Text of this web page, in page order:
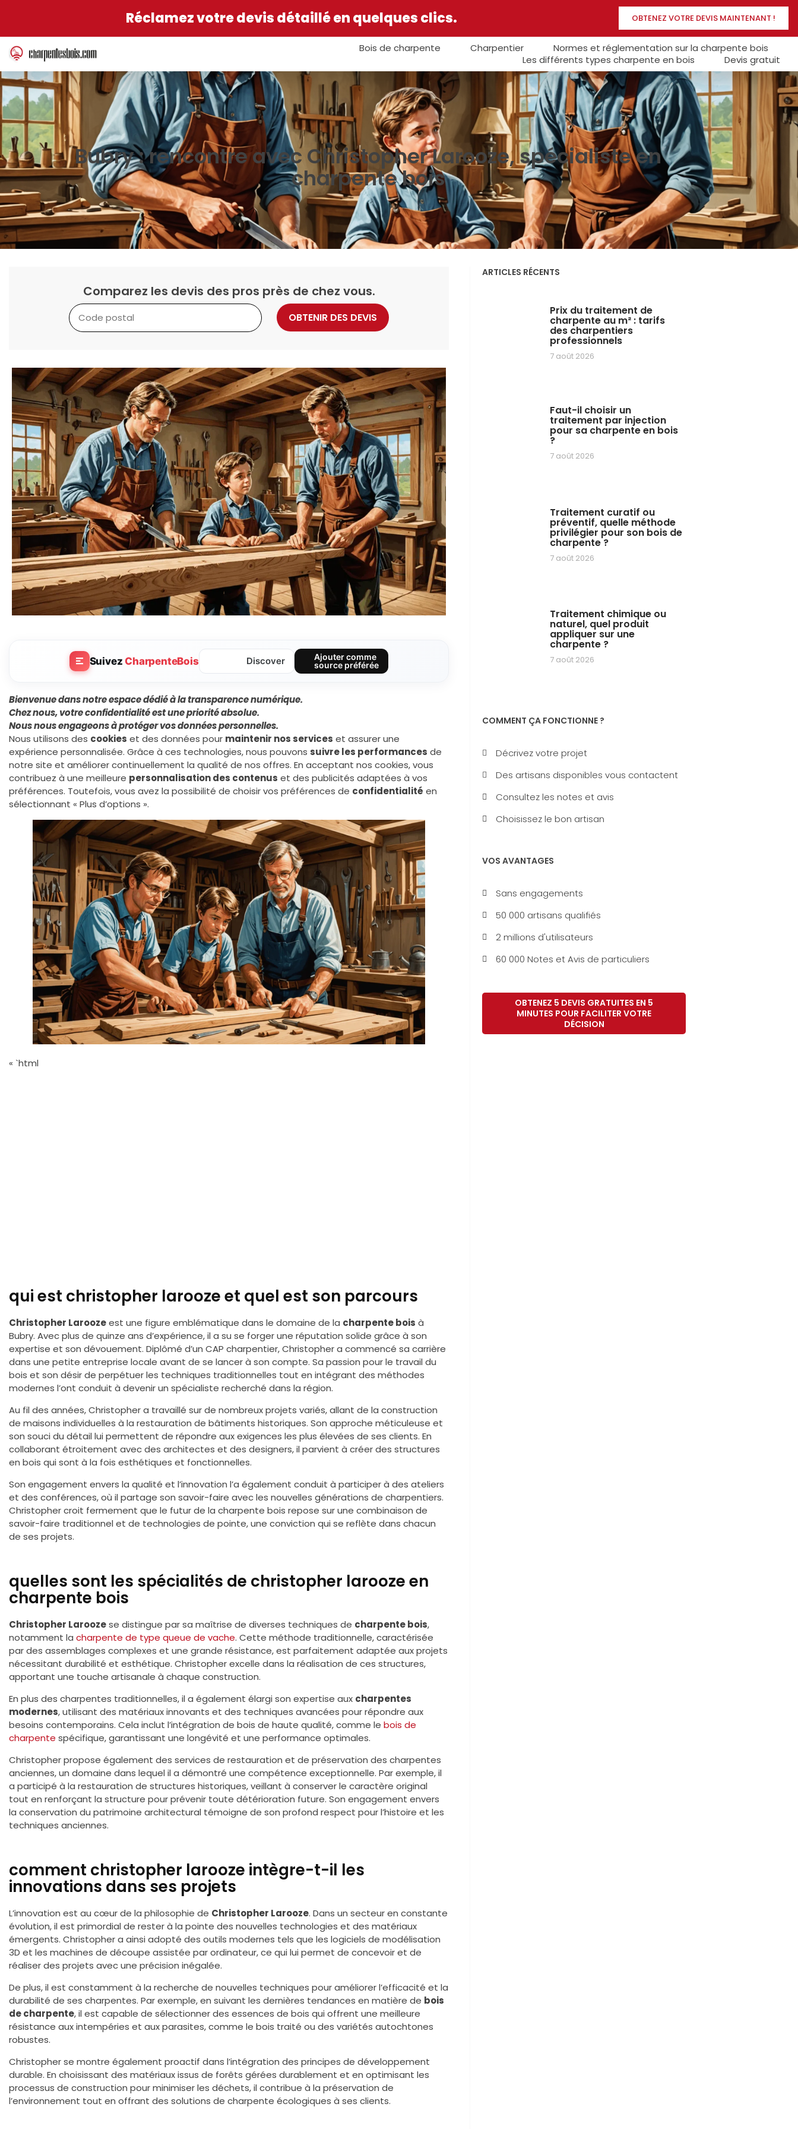
Réclamez votre devis détaillé en quelques clics. OBTENEZ VOTRE DEVIS MAINTENANT !
Bois de charpente Charpentier
Normes et réglementation sur la charpente bois
Les différents types charpente en bois
Devis gratuit
Bubry : rencontre avec Christopher Larooze, spécialiste en
charpente bois
Comparez les devis des pros près de chez vous.
OBTENIR DES DEVIS
SuivezCharpenteBois Discover
Ajouter comme
source préférée
Bienvenue dans notre espace dédié à la transparence numérique.
Chez nous, votreconfidentialitéest une priorité absolue.
Nous nous engageons à protéger vos données personnelles.
Nous utilisons des cookies et des données pour maintenir nos services et assurer une
expérience personnalisée. Grâce à ces technologies, nous pouvons suivre les performances de
notre site et améliorer continuellement la qualité de nos offres. En acceptant nos cookies, vous
contribuez à une meilleure personnalisation des contenus et des publicités adaptées à vos
préférences. Toutefois, vous avez la possibilité de choisir vos préférences de confidentialité en
sélectionnant « Plus d’options ».
« `html
qui est christopher larooze et quel est son parcours
Christopher Laroozeest une figure emblématique dans le domaine de la charpente bois à
Bubry. Avec plus de quinze ans d’expérience, il a su se forger une réputation solide grâce à son
expertise et son dévouement. Diplômé d’un CAP charpentier, Christopher a commencé sa carrière
dans une petite entreprise locale avant de se lancer à son compte. Sa passion pour le travail du
bois et son désir de perpétuer les techniques traditionnelles tout en intégrant des méthodes
modernes l’ont conduit à devenir un spécialiste recherché dans la région.
Au fil des années, Christopher a travaillé sur de nombreux projets variés, allant de la construction
de maisons individuelles à la restauration de bâtiments historiques. Son approche méticuleuse et
son souci du détail lui permettent de répondre aux exigences les plus élevées de ses clients. En
collaborant étroitement avec des architectes et des designers, il parvient à créer des structures
en bois qui sont à la fois esthétiques et fonctionnelles.
Son engagement envers la qualité et l’innovation l’a également conduit à participer à des ateliers
et des conférences, où il partage son savoir-faire avec les nouvelles générations de charpentiers.
Christopher croit fermement que le futur de la charpente bois repose sur une combinaison de
savoir-faire traditionnel et de technologies de pointe, une conviction qui se reflète dans chacun
de ses projets.
quelles sont les spécialités de christopher larooze en
charpente bois
Christopher Laroozese distingue par sa maîtrise de diverses techniques de charpente bois,
notamment la charpente de type queue de vache. Cette méthode traditionnelle, caractérisée
par des assemblages complexes et une grande résistance, est parfaitement adaptée aux projets
nécessitant durabilité et esthétique. Christopher excelle dans la réalisation de ces structures,
apportant une touche artisanale à chaque construction.
En plus des charpentes traditionnelles, il a également élargi son expertise aux charpentes
modernes, utilisant des matériaux innovants et des techniques avancées pour répondre aux
besoins contemporains. Cela inclut l’intégration de bois de haute qualité, comme le bois de
charpente spécifique, garantissant une longévité et une performance optimales.
Christopher propose également des services de restauration et de préservation des charpentes
anciennes, un domaine dans lequel il a démontré une compétence exceptionnelle. Par exemple, il
a participé à la restauration de structures historiques, veillant à conserver le caractère original
tout en renforçant la structure pour prévenir toute détérioration future. Son engagement envers
la conservation du patrimoine architectural témoigne de son profond respect pour l’histoire et les
techniques anciennes.
comment christopher larooze intègre-t-il les
innovations dans ses projets
L’innovation est au cœur de la philosophie de Christopher Larooze. Dans un secteur en constante
évolution, il est primordial de rester à la pointe des nouvelles technologies et des matériaux
émergents. Christopher a ainsi adopté des outils modernes tels que les logiciels de modélisation
3D et les machines de découpe assistée par ordinateur, ce qui lui permet de concevoir et de
réaliser des projets avec une précision inégalée.
De plus, il est constamment à la recherche de nouvelles techniques pour améliorer l’efficacité et la
durabilité de ses charpentes. Par exemple, en suivant les dernières tendances en matière de bois
de charpente, il est capable de sélectionner des essences de bois qui offrent une meilleure
résistance aux intempéries et aux parasites, comme le bois traité ou des variétés autochtones
robustes.
Christopher se montre également proactif dans l’intégration des principes de développement
durable. En choisissant des matériaux issus de forêts gérées durablement et en optimisant les
processus de construction pour minimiser les déchets, il contribue à la préservation de
l’environnement tout en offrant des solutions de charpente écologiques à ses clients.
ARTICLES RÉCENTS
Prix du traitement de
charpente au m² : tarifs
des charpentiers
professionnels
7 août 2026
Faut-il choisir un
traitement par injection
pour sa charpente en bois
?
7 août 2026
Traitement curatif ou
préventif, quelle méthode
privilégier pour son bois de
charpente ?
7 août 2026
Traitement chimique ou
naturel, quel produit
appliquer sur une
charpente ?
7 août 2026
COMMENT ÇA FONCTIONNE ?
Décrivez votre projet
Des artisans disponibles vous contactent
Consultez les notes et avis
Choisissez le bon artisan
VOS AVANTAGES
Sans engagements
50 000 artisans qualifiés
2 millions d'utilisateurs
60 000 Notes et Avis de particuliers
OBTENEZ 5 DEVIS GRATUITES EN 5
MINUTES POUR FACILITER VOTRE
DÉCISION